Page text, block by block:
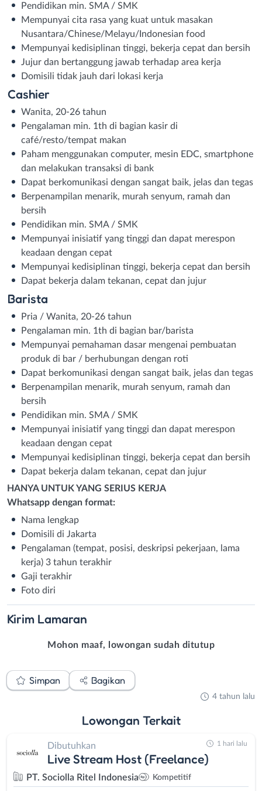
Pendidikan min. SMA / SMK
Mempunyai cita rasa yang kuat untuk masakan
Nusantara/Chinese/Melayu/Indonesian food
Mempunyai kedisiplinan tinggi, bekerja cepat dan bersih
Jujur dan bertanggung jawab terhadap area kerja
Domisili tidak jauh dari lokasi kerja
Cashier
Wanita, 20-26 tahun
Pengalaman min. 1th di bagian kasir di
café/resto/tempat makan
Paham menggunakan computer, mesin EDC, smartphone
dan melakukan transaksi di bank
Dapat berkomunikasi dengan sangat baik, jelas dan tegas
Berpenampilan menarik, murah senyum, ramah dan
bersih
Pendidikan min. SMA / SMK
Mempunyai inisiatif yang tinggi dan dapat merespon
keadaan dengan cepat
Mempunyai kedisiplinan tinggi, bekerja cepat dan bersih
Dapat bekerja dalam tekanan, cepat dan jujur
Barista
Pria / Wanita, 20-26 tahun
Pengalaman min. 1th di bagian bar/barista
Mempunyai pemahaman dasar mengenai pembuatan
produk di bar / berhubungan dengan roti
Dapat berkomunikasi dengan sangat baik, jelas dan tegas
Berpenampilan menarik, murah senyum, ramah dan
bersih
Pendidikan min. SMA / SMK
Mempunyai inisiatif yang tinggi dan dapat merespon
keadaan dengan cepat
Mempunyai kedisiplinan tinggi, bekerja cepat dan bersih
Dapat bekerja dalam tekanan, cepat dan jujur
HANYA UNTUK YANG SERIUS KERJA
Whatsapp dengan format:
Nama lengkap
Domisili di Jakarta
Pengalaman (tempat, posisi, deskripsi pekerjaan, lama
kerja) 3 tahun terakhir
Gaji terakhir
Foto diri
Kirim Lamaran
Mohon maaf, lowongan sudah ditutup
Simpan Bagikan
4 tahun lalu
Lowongan Terkait
Dibutuhkan
Live Stream Host (Freelance)
PT. Sociolla Ritel Indonesia Kompetitif
1 hari lalu